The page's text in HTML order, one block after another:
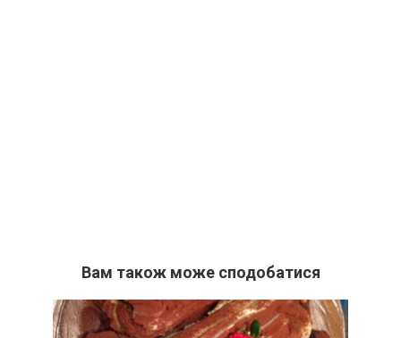
Вам також може сподобатися